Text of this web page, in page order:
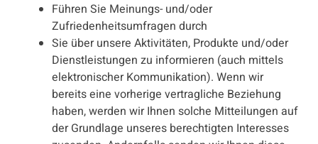
Führen Sie Meinungs- und/oder
Zufriedenheitsumfragen durch
Sie über unsere Aktivitäten, Produkte und/oder
Dienstleistungen zu informieren (auch mittels
elektronischer Kommunikation). Wenn wir
bereits eine vorherige vertragliche Beziehung
haben, werden wir Ihnen solche Mitteilungen auf
der Grundlage unseres berechtigten Interesses